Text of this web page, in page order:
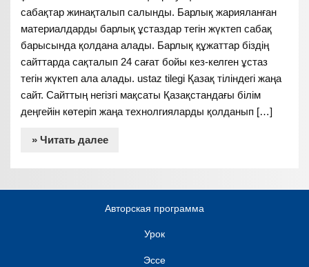
сабақтар жинақталып салынды. Барлық жарияланған
материалдарды барлық ұстаздар тегін жүктеп сабақ
барысында қолдана алады. Барлық құжаттар біздің
сайттарда сақталып 24 сағат бойы кез-келген ұстаз
тегін жүктеп ала алады. ustaz tilegi Қазақ тіліндегі жаңа
сайт. Сайттың негізгі мақсаты Қазақстандағы білім
деңгейін көтеріп жаңа технолгияларды қолданып […]
» Читать далее
Авторская программа
Урок
Эссе